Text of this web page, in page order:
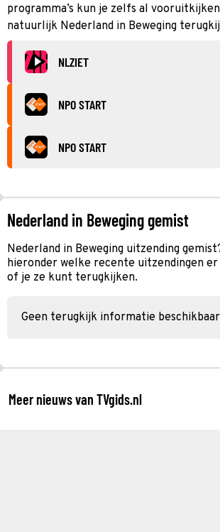
programma’s kun je zelfs al
natuurlijk Nederland in Beweging
NLZIET
NPO START
NPO START
Nederland in Beweging gemist
Nederland in Beweging uitzending
hieronder welke recente uitzendingen er
of je ze kunt terugkijken.
Geen terugkijk informatie beschikbaar
Meer nieuws van TVgids.nl